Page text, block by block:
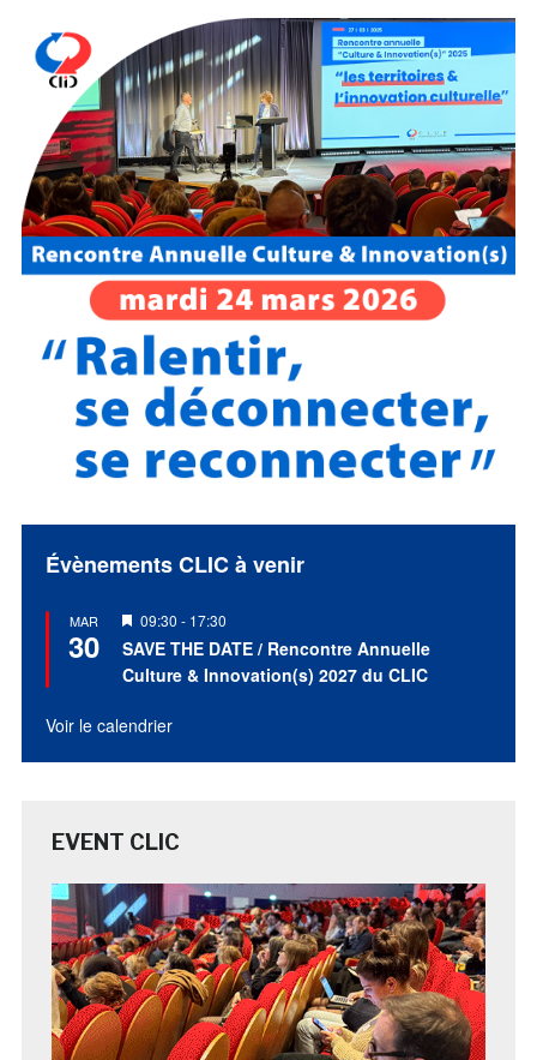
Évènements CLIC à venir
MAR
30
Mis
en
avant
09:30 - 17:30
SAVE THE DATE / Rencontre Annuelle
Culture & Innovation(s) 2027 du CLIC
Voir le calendrier
EVENT CLIC